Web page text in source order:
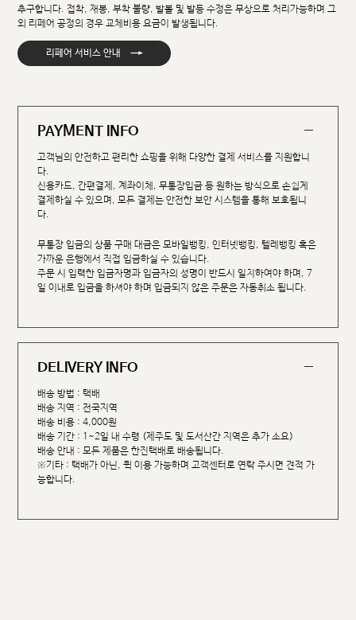
추구합니다. 접착, 재봉, 부착 불량, 발볼 및 발등 수정은 무상으로 처리가능하며 그
외 리페어 공정의 경우 교체비용 요금이 발생됩니다.
리페어 서비스 안내 →
PAYMENT INFO
고객님의 안전하고 편리한 쇼핑을 위해 다양한 결제 서비스를 지원합니
다.
신용카드, 간편결제, 계좌이체, 무통장입금 등 원하는 방식으로 손쉽게
결제하실 수 있으며, 모든 결제는 안전한 보안 시스템을 통해 보호됩니
다.
무통장 입금의 상품 구매 대금은 모바일뱅킹, 인터넷뱅킹, 텔레뱅킹 혹은
가까운 은행에서 직접 입금하실 수 있습니다.
주문 시 입력한 입금자명과 입금자의 성명이 반드시 일치하여야 하며, 7
일 이내로 입금을 하셔야 하며 입금되지 않은 주문은 자동취소 됩니다.
DELIVERY INFO
배송 방법 : 택배
배송 지역 : 전국지역
배송 비용 : 4,000원
배송 기간 : 1~2일 내 수령 (제주도 및 도서산간 지역은 추가 소요)
배송 안내 : 모든 제품은 한진택배로 배송됩니다.
※기타 : 택배가 아닌, 퀵 이용 가능하며 고객센터로 연락 주시면 견적 가
능합니다.